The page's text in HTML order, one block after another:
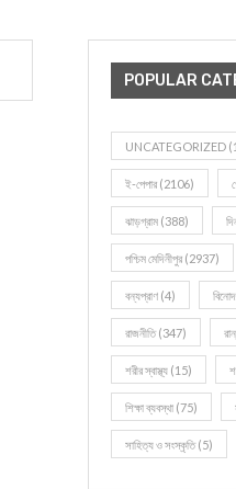
POPULAR
UNCATEGORIZED
ই-পেপার (2106)
ঝাড়গ্রাম (388)
পশ্চিম মেদিনীপুর (2937)
বন্যপ্রাণ (4)
রাজনীতি(347)
শরীর স্বাস্থ্য (15)
শিক্ষা ব্যবস্থা (75)
সাহিত্য ও সংস্কৃতি(5)